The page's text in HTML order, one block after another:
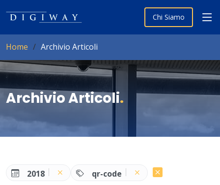
Chi Siamo
Home Archivio Articoli
Archivio Articoli.
2018 qr-code